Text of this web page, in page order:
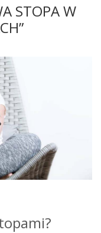
STOPA W